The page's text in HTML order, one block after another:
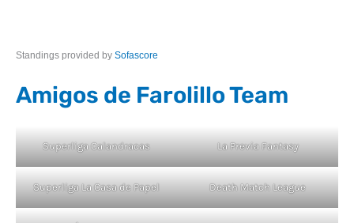
Standings provided by Sofascore
Amigos de Farolillo Team
Superliga Calandracas La Previa Fantasy
Superliga La Casa de Papel Death Match League